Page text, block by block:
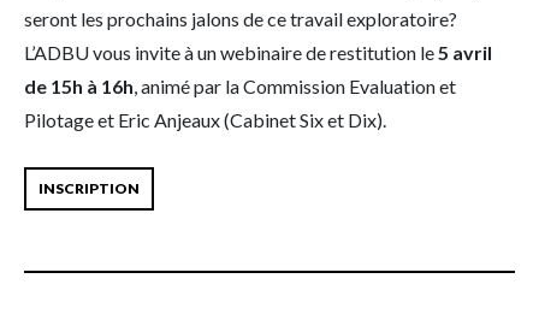
seront les prochains jalons de ce travail exploratoire?
L’ADBU vous invite à un webinaire de restitution le5 avril
de 15h à 16h, animé par la Commission Evaluation et
Pilotage et Eric Anjeaux (Cabinet Six et Dix).
INSCRIPTION